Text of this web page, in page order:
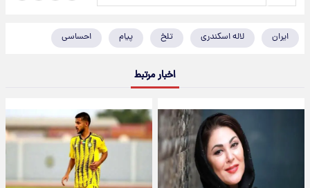
ایران لاله اسکندری تلخ پیام احساسی
اخبار مرتبط